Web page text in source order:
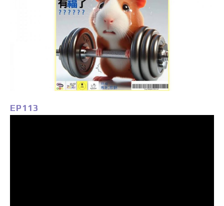
EP113